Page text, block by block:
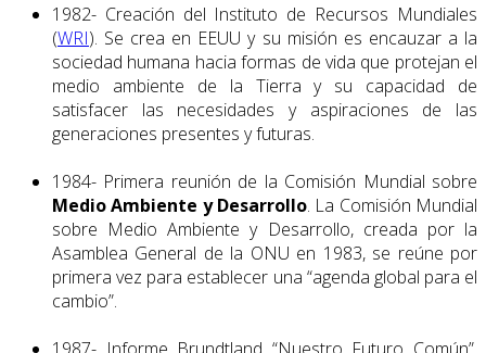
1982- Creación del Instituto de Recursos Mundiales
(WRI). Se crea en EEUU y su misión es encauzar a la
sociedad humana hacia formas de vida que protejan el
medio ambiente de la Tierra y su capacidad de
satisfacer las necesidades y aspiraciones de las
generaciones presentes y futuras.
1984- Primera reunión de la Comisión Mundial sobre
Medio Ambiente y Desarrollo. La Comisión Mundial
sobre Medio Ambiente y Desarrollo, creada por la
Asamblea General de la ONU en 1983, se reúne por
primera vez para establecer una “agenda global para el
cambio”.